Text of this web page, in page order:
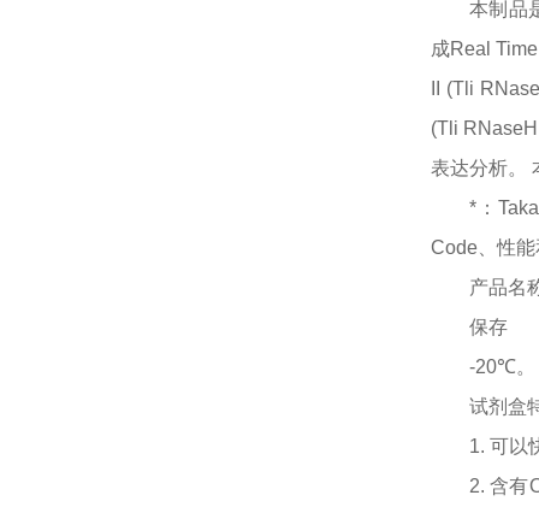
本制品
成Real
II (Tli
(Tli
表达分析。
*：
Code、性
产品名
保存
-20℃。
试剂盒
1. 可以
2. 含有